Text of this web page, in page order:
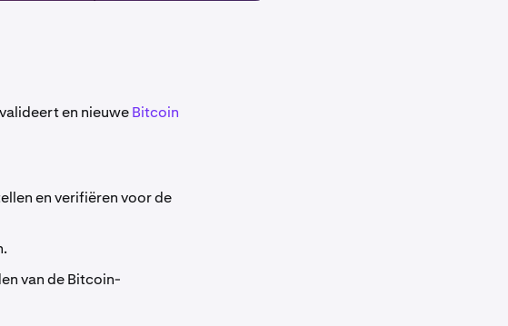
en nieuweBitcoin
en verifiëren voor de
van de Bitcoin-